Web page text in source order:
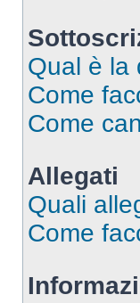
Qual è la
Come
Come
Allegati
Quali
Come